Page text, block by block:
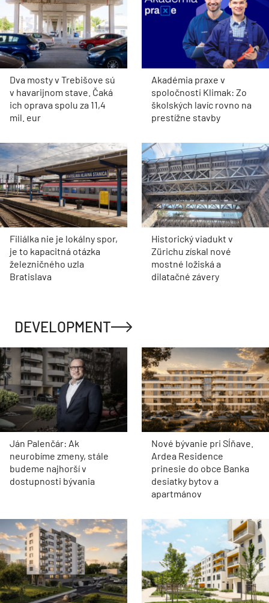
Dva mosty v Trebišove sú
v havarijnom stave. Čaká
ich oprava spolu za 11,4
mil. eur
Akadémia praxe v
spoločnosti Klimak: Zo
školských lavíc rovno na
prestížne stavby
Filiálka nie je lokálny spor,
je to kapacitná otázka
železničného uzla
Bratislava
Historický viadukt v
Zürichu získal nové
mostné ložiská a
dilatačné závery
DEVELOPMENT
Ján Palenčár: Ak
neurobíme zmeny, stále
budeme najhorší v
dostupnosti bývania
Nové bývanie pri Sĺňave.
Ardea Residence
prinesie do obce Banka
desiatky bytov a
apartmánov